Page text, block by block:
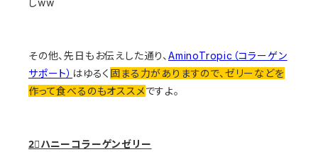
しww
その他、先日もお伝えした通り、AminoTropic（コラーゲン
サポート） はゆるく 固まる力がありますので、ゼリーなどを
作って食べるのもオススメですよ。
2⃣ハニーコラーゲンゼリー